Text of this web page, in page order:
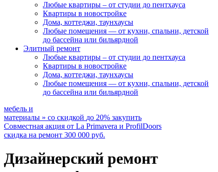
Любые квартиры – от студии до пентхауса
Квартиры в новостройке
Дома, коттеджи, таунхаусы
Любые помещения — от кухни, спальни, детской
до бассейна или бильярдной
Элитный ремонт
Любые квартиры – от студии до пентхауса
Квартиры в новостройке
Дома, коттеджи, таунхаусы
Любые помещения — от кухни, спальни, детской
до бассейна или бильярдной
мебель и
материалы » со скидкой до 20% закупить
Совместная акция от La Primavera и ProfilDoors
скидка на ремонт 300 000 руб.
Дизайнерский ремонт